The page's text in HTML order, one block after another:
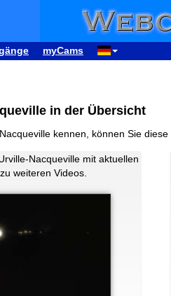
myCams
in der Übersicht
kennen, können Sie diese
Nacqueville mit aktuellen
weiteren Videos.